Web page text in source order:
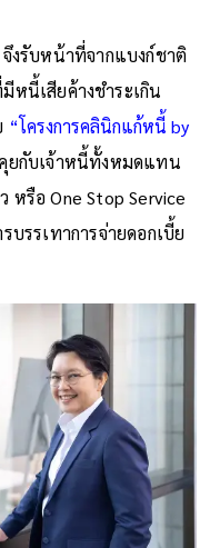
งรับหน้าที่จากแบงก์ชาติ
หนี้เสียค้างชำระเกิน
“โครงการคลินิกแก้หนี้ by
คุยกับเจ้าหนี้ทั้งหมดแทน
รือ One Stop Service
บรรเทาการจ่ายดอกเบี้ย